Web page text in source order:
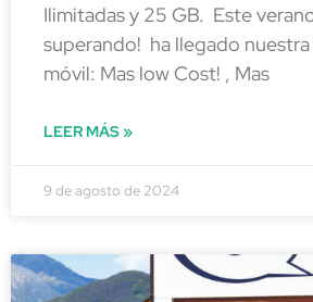
Ilimitadas y 25 GB. Este
superando! ha llegado
móvil: Mas low Cost! , Mas
LEER MÁS »
9 de agosto de 2024